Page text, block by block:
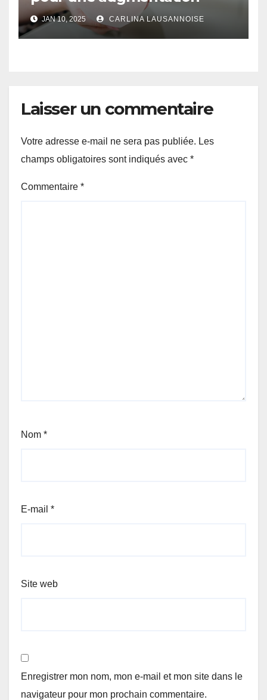
mammaire pour 2025
JAN 10, 2025 CARLINA LAUSANNOISE
Laisser un commentaire
Votre adresse e-mail ne sera pas publiée. Les
champs obligatoires sont indiqués avec *
Commentaire *
Nom *
E-mail *
Site web
Enregistrer mon nom, mon e-mail et mon site dans le
navigateur pour mon prochain commentaire.